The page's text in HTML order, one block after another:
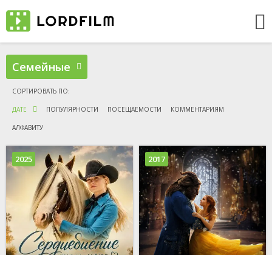
Семейные
ДАТЕ ПОПУЛЯРНОСТИ ПОСЕЩАЕМОСТИ КОММЕНТАРИЯМ
АЛФАВИТУ
2025 2017